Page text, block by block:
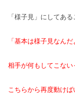
「様子見」にしてある
「基本は様子見なんだ
相手が何もしてこない
こちらから再度動けば